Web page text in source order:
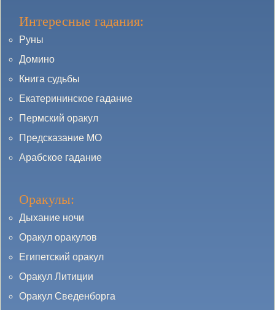
Интересные гадания:
Руны
Домино
Книга судьбы
Екатерининское гадание
Пермский оракул
Предсказание МО
Арабское гадание
Оракулы:
Дыхание ночи
Оракул оракулов
Египетский оракул
Оракул Литиции
Оракул Сведенборга